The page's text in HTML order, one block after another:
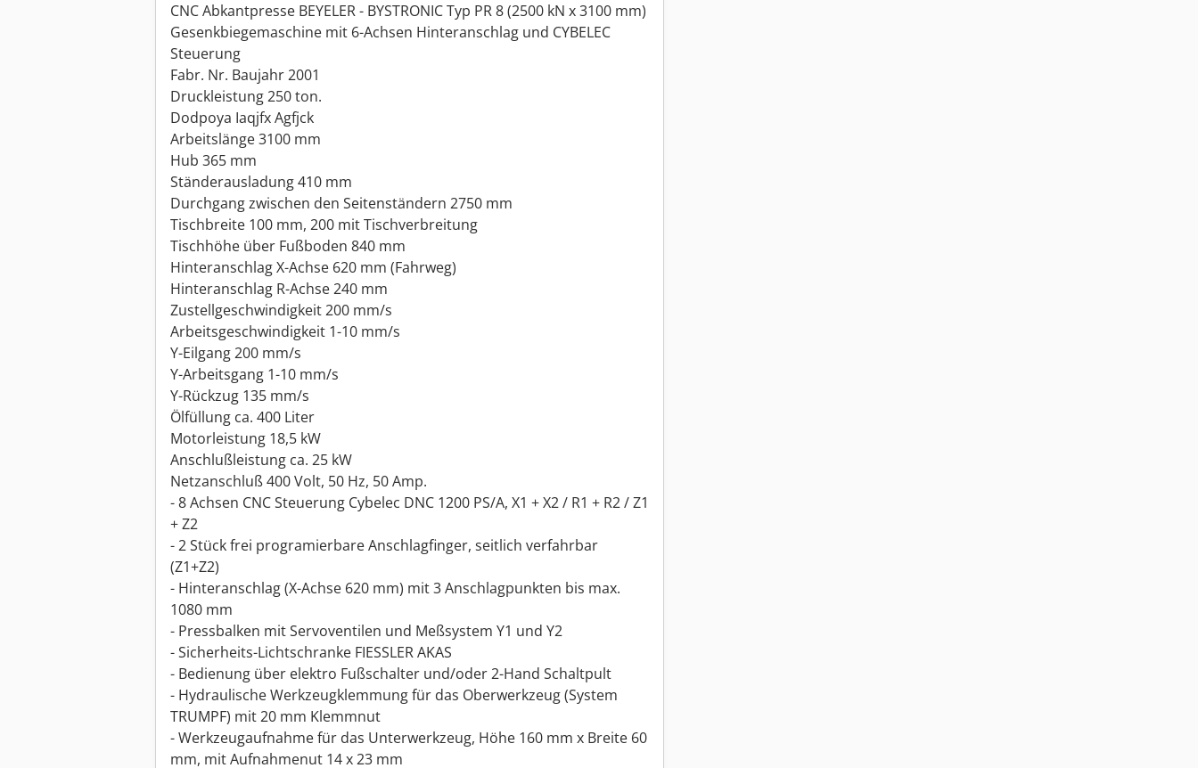
CNC Abkantpresse BEYELER - BYSTRONIC Typ PR 8 (2500 kN x 3100 mm)
Gesenkbiegemaschine mit 6-Achsen Hinteranschlag und CYBELEC
Steuerung
Fabr. Nr. Baujahr 2001
Druckleistung 250 ton.
Dodpoya Iaqjfx Agfjck
Arbeitslänge 3100 mm
Hub 365 mm
Ständerausladung 410 mm
Durchgang zwischen den Seitenständern 2750 mm
Tischbreite 100 mm, 200 mit Tischverbreitung
Tischhöhe über Fußboden 840 mm
Hinteranschlag X-Achse 620 mm (Fahrweg)
Hinteranschlag R-Achse 240 mm
Zustellgeschwindigkeit 200 mm/s
Arbeitsgeschwindigkeit 1-10 mm/s
Y-Eilgang 200 mm/s
Y-Arbeitsgang 1-10 mm/s
Y-Rückzug 135 mm/s
Ölfüllung ca. 400 Liter
Motorleistung 18,5 kW
Anschlußleistung ca. 25 kW
Netzanschluß 400 Volt, 50 Hz, 50 Amp.
- 8 Achsen CNC Steuerung Cybelec DNC 1200 PS/A, X1 + X2 / R1 + R2 / Z1
+ Z2
- 2 Stück frei programierbare Anschlagfinger, seitlich verfahrbar
(Z1+Z2)
- Hinteranschlag (X-Achse 620 mm) mit 3 Anschlagpunkten bis max.
1080 mm
- Pressbalken mit Servoventilen und Meßsystem Y1 und Y2
- Sicherheits-Lichtschranke FIESSLER AKAS
- Bedienung über elektro Fußschalter und/oder 2-Hand Schaltpult
- Hydraulische Werkzeugklemmung für das Oberwerkzeug (System
TRUMPF) mit 20 mm Klemmnut
- Werkzeugaufnahme für das Unterwerkzeug, Höhe 160 mm x Breite 60
mm, mit Aufnahmenut 14 x 23 mm